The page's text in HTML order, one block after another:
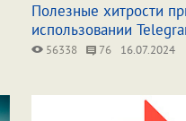
Полезные хитрости
использовании
56338 76 16.07.2024